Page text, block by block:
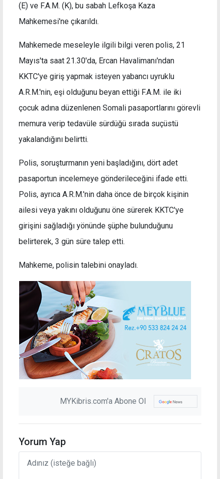
(E) ve F.A.M. (K), bu sabah Lefkoşa Kaza
Mahkemesi'ne çıkarıldı.
Mahkemede meseleyle ilgili bilgi veren polis, 21
Mayıs'ta saat 21.30'da, Ercan Havalimanı'ndan
KKTC'ye giriş yapmak isteyen yabancı uyruklu
A.R.M.'nin, eşi olduğunu beyan ettiği F.A.M. ile iki
çocuk adına düzenlenen Somali pasaportlarını görevli
memura verip tedavüle sürdüğü sırada suçüstü
yakalandığını belirtti.
Polis, soruşturmanın yeni başladığını, dört adet
pasaportun incelemeye gönderileceğini ifade etti.
Polis, ayrıca A.R.M.'nin daha önce de birçok kişinin
ailesi veya yakını olduğunu öne sürerek KKTC'ye
girişini sağladığı yönünde şüphe bulunduğunu
belirterek, 3 gün süre talep etti.
Mahkeme, polisin talebini onayladı.
MYKibris.com'a Abone Ol
Yorum Yap